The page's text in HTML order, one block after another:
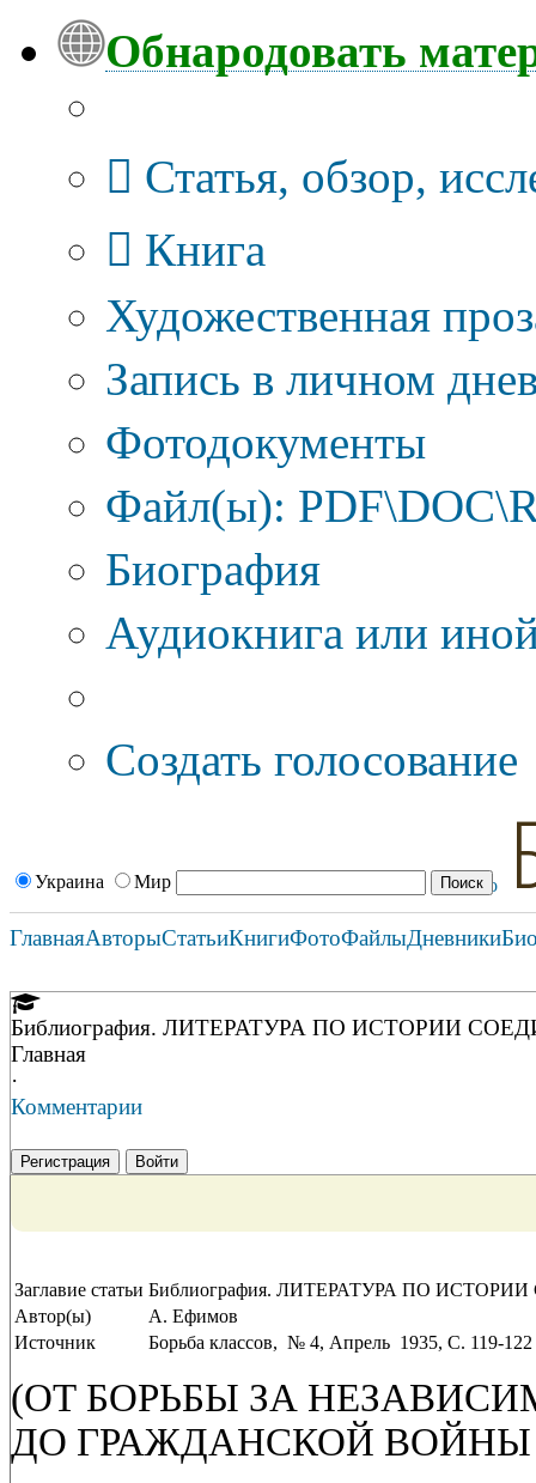
Обнародовать
Статья, обзор,
Книга
Художественная
Запись в личном
Фотодокументы
Файл(ы):
Биография
Аудиокнига или
Создать голосование
Украина Мир
ГлавнаяАвторыСтатьиКнигиФотоФайлыДневники
Библиография. ЛИТЕРАТУРА ПО ИСТОРИИ
Главная
·
Комментарии
Регистрация Войти
Заглавие статьи Библиография. ЛИТЕРАТУРА ПО
Автор(ы)
А. Ефимов
Источник
Борьба классов, № 4, Апрель 1935, C. 119-122
(ОТ БОРЬБЫ ЗА
ДО ГРАЖДАНСКОЙ ВОЙНЫ -